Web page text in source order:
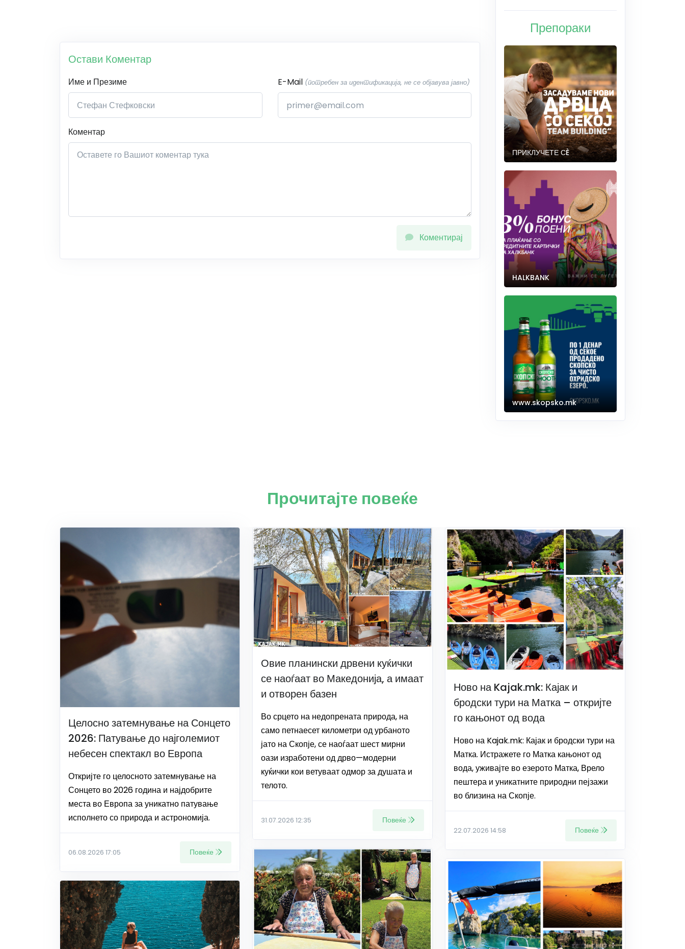
Остави Коментар
Име и Презиме E-Mail (потребен за идентификација, не се објавува јавно)
Коментар
Коментирај
Препораки
ПРИКЛУЧЕТЕ СÈ
HALKBANK
www.skopsko.mk
Прочитајте повеќе
Целосно затемнување на Сонцето
2026: Патување до најголемиот
небесен спектакл во Европа
Откријте го целосното затемнување на
Сонцето во 2026 година и најдобрите
места во Европа за уникатно патување
исполнето со природа и астрономија.
06.08.2026 17:05 Повеќе
Овие планински дрвени куќички
се наоѓаат во Македонија, а имаат
и отворен базен
Во срцето на недопрената природа, на
само петнаесет километри од урбаното
јато на Скопје, се наоѓаат шест мирни
оази изработени од дрво—модерни
куќички кои ветуваат одмор за душата и
телото.
31.07.2026 12:35 Повеќе
Ново на Kajak.mk: Кајак и
бродски тури на Матка – откријте
го кањонот од вода
Ново на Kajak.mk: Кајак и бродски тури на
Матка. Истражете го Матка кањонот од
вода, уживајте во езерото Матка, Врело
пештера и уникатните природни пејзажи
во близина на Скопје.
22.07.2026 14:58 Повеќе